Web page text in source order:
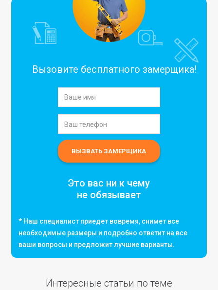
Вызовите бесплатного замерщика!
Это вас ни к чему
не обязывает
* Наш специалист приедет вовремя, снимет все
необходимые размеры и подробно ответит на все
ваши вопросы и предложит лучшие варианты.
Интересные статьи по теме